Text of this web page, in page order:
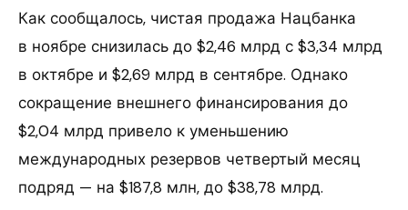
Как сообщалось, чистая продажа Нацбанка
в ноябре снизилась до $2,46 млрд с $3,34 млрд
в октябре и $2,69 млрд в сентябре. Однако
сокращение внешнего финансирования до
$2,04 млрд привело к уменьшению
международных резервов четвертый месяц
подряд — на $187,8 млн, до $38,78 млрд.